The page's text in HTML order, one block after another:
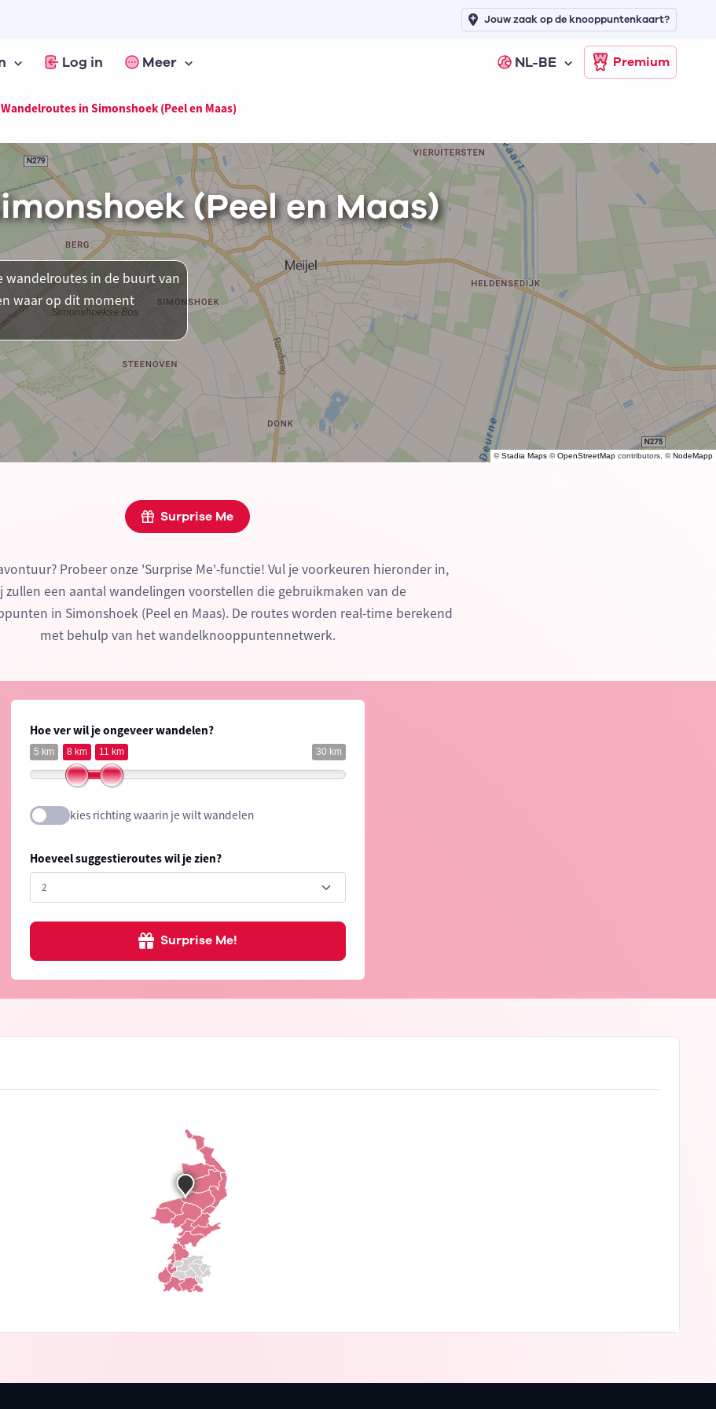
Log in Meer NL-BE Premium
Jouw zaak op de knooppuntenkaart?
Wandelroutes in Simonshoek (Peel en Maas)
©Stadia Maps ©OpenStreetMap contributors, ©NodeMapp
(Peel en Maas)
wandelroutes in de buurt van
waar op dit moment
Surprise Me
Probeer onze 'Surprise Me'-functie! Vul je voorkeuren hieronder in,
zullen een aantal wandelingen voorstellen die gebruikmaken van de
in Simonshoek (Peel en Maas). De routes worden real-time berekend
met behulp van het wandelknooppuntennetwerk.
Hoe ver wil je ongeveer wandelen?
5 km 30 km
8 km 11 km
kies richting waarin je wilt wandelen
Hoeveel suggestieroutes wil je zien?
Surprise Me!